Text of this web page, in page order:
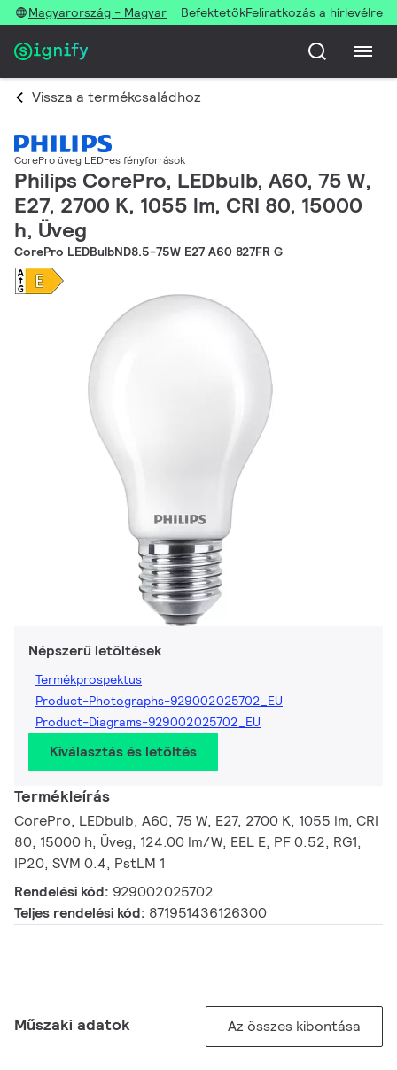
Magyarország - Magyar BefektetőkFeliratkozás a hírlevélre
Vissza a termékcsaládhoz
CorePro üveg LED-es fényforrások
Philips CorePro, LEDbulb, A60, 75 W,
E27, 2700 K, 1055 lm, CRI 80, 15000
h, Üveg
CorePro LEDBulbND8.5-75W E27 A60 827FR G
Népszerű letöltések
Termékprospektus
Product-Photographs-929002025702_EU
Product-Diagrams-929002025702_EU
Kiválasztás és letöltés
Termékleírás
CorePro, LEDbulb, A60, 75 W, E27, 2700 K, 1055 lm, CRI
80, 15000 h, Üveg, 124.00 lm/W, EEL E, PF 0.52, RG1,
IP20, SVM 0.4, PstLM 1
Rendelési kód: 929002025702
Teljes rendelési kód: 871951436126300
Műszaki adatok Az összes kibontása